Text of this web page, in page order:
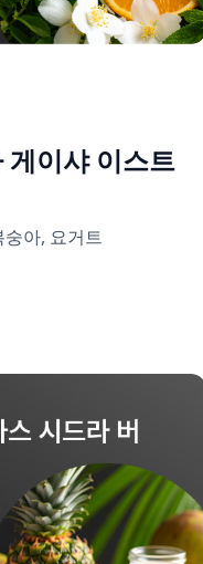
게이샤 이스트
아, 요거트